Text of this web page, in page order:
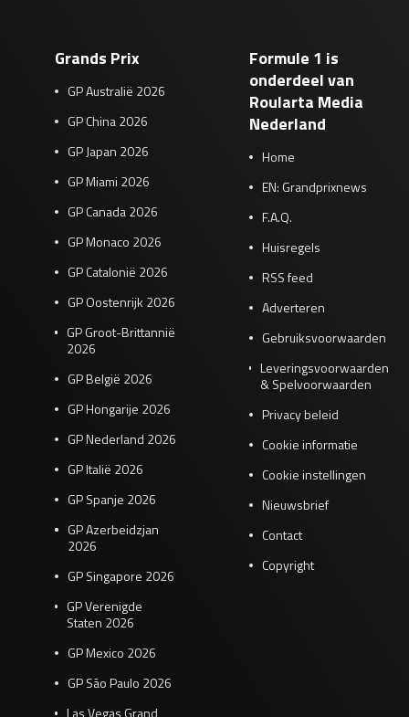
Grands Prix
GP Australië 2026
GP China 2026
GP Japan 2026
GP Miami 2026
GP Canada 2026
GP Monaco 2026
GP Catalonië 2026
GP Oostenrijk 2026
GP Groot-Brittannië
2026
GP België 2026
GP Hongarije 2026
GP Nederland 2026
GP Italië 2026
GP Spanje 2026
GP Azerbeidzjan
2026
GP Singapore 2026
GP Verenigde
Staten 2026
GP Mexico 2026
GP São Paulo 2026
Las Vegas Grand
Formule 1 is
onderdeel van
Roularta Media
Nederland
Home
EN: Grandprixnews
F.A.Q.
Huisregels
RSS feed
Adverteren
Gebruiksvoorwaarden
Leveringsvoorwaarden
& Spelvoorwaarden
Privacy beleid
Cookie informatie
Cookie instellingen
Nieuwsbrief
Contact
Copyright